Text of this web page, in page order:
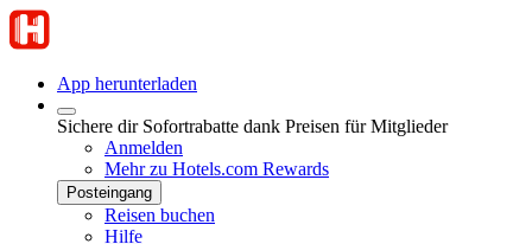
App herunterladen
Sichere dir Sofortrabatte dank Preisen für Mitglieder
Anmelden
Mehr zu Hotels.com Rewards
Posteingang
Reisen buchen
Hilfe